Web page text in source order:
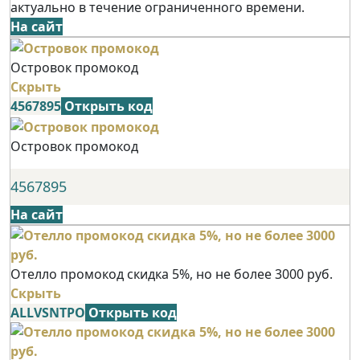
актуально в течение ограниченного времени.
На сайт
Островок промокод
Скрыть
4567895 Открыть код
Островок промокод
4567895
На сайт
Отелло промокод скидка 5%, но не более 3000 руб.
Скрыть
ALLVSNTPO Открыть код